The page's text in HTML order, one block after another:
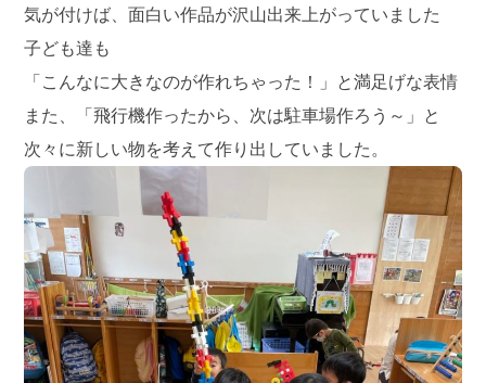
気が付けば、面白い作品が沢山出来上がっていました
子ども達も
「こんなに大きなのが作れちゃった！」と満足げな表情
また、「飛行機作ったから、次は駐車場作ろう～」と
次々に新しい物を考えて作り出していました。